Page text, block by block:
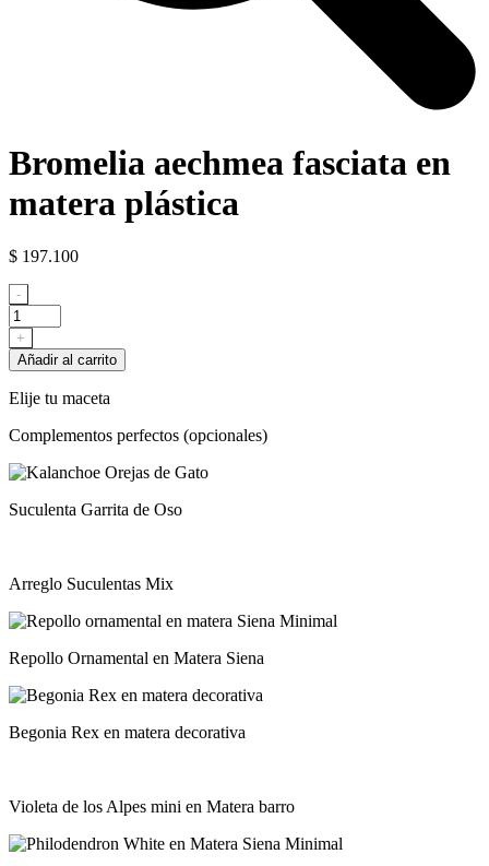
Bromelia aechmea fasciata en
matera plástica
$ 197.100
Bromelia
aechmea
fasciata
en
matera
plástica
cantidad
-
+
Añadir al carrito
Elije tu maceta
Complementos perfectos (opcionales)
Suculenta Garrita de Oso
Arreglo Suculentas Mix
Repollo Ornamental en Matera Siena
Begonia Rex en matera decorativa
Violeta de los Alpes mini en Matera barro